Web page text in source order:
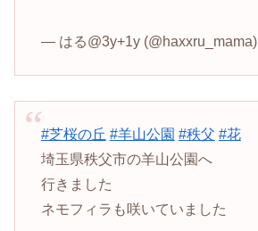
— はる@3y+1y (@haxxru_mama)
#芝桜の丘 #羊山公園 #秩父 #花
埼玉県秩父市の羊山公園へ
行きました
ネモフィラも咲いていました